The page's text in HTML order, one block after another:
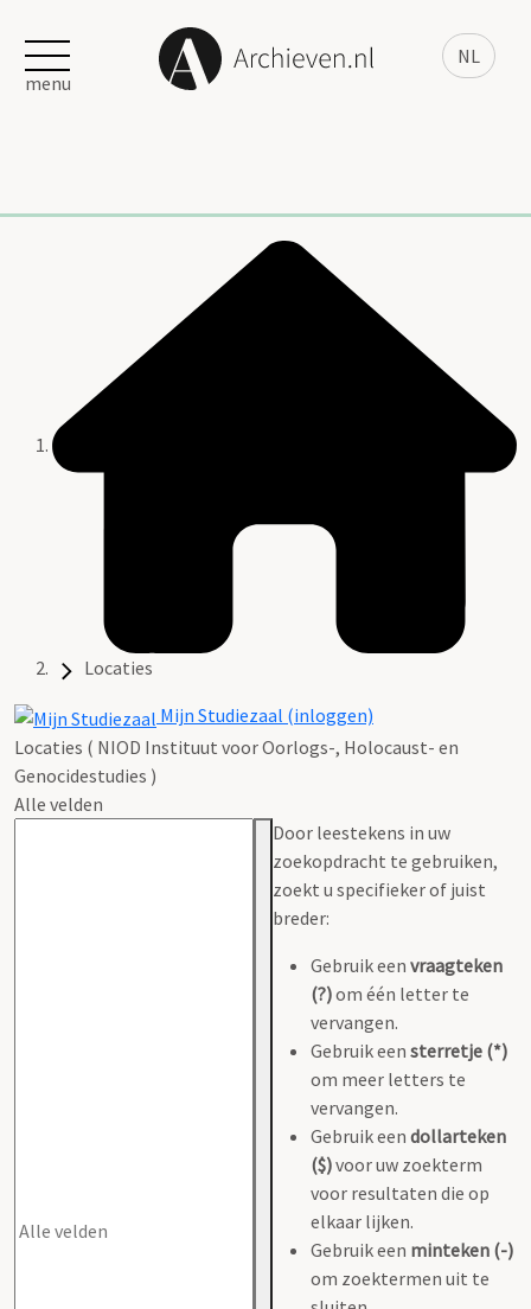
NL
menu
Locaties
Mijn Studiezaal (inloggen)
Locaties ( NIOD Instituut voor Oorlogs-, Holocaust- en
Genocidestudies )
Alle velden
Door leestekens in uw
zoekopdracht te gebruiken,
zoekt u specifieker of juist
breder:
Gebruik een vraagteken
(?)om één letter te
vervangen.
Gebruik een sterretje (*)
om meer letters te
vervangen.
Gebruik een dollarteken
($)voor uw zoekterm
voor resultaten die op
elkaar lijken.
Gebruik een minteken (-)
om zoektermen uit te